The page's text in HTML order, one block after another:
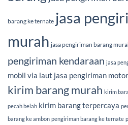
barang ke ternate jasa
murah jasa pengiriman barang
pengiriman kendaraan jasa
mobil via laut jasa pengiriman motor
kirim barang murah kirim
pecah belah kirim barang terpercaya
barang ke ambon pengiriman barang ke ternate